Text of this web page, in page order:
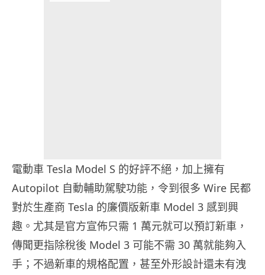
電動車 Tesla Model S 的好評不絕，加上擁有
Autopilot 自動輔助駕駛功能，令到很多 Wire 民都
對於生產商 Tesla 的廉價版新車 Model 3 感到興
趣。尤其是官方宣佈只需 1 萬元就可以預訂新車，
傳聞更指除稅後 Model 3 可能不需 30 萬就能夠入
手；不過新車的規格配置，甚至外形設計還未有洩